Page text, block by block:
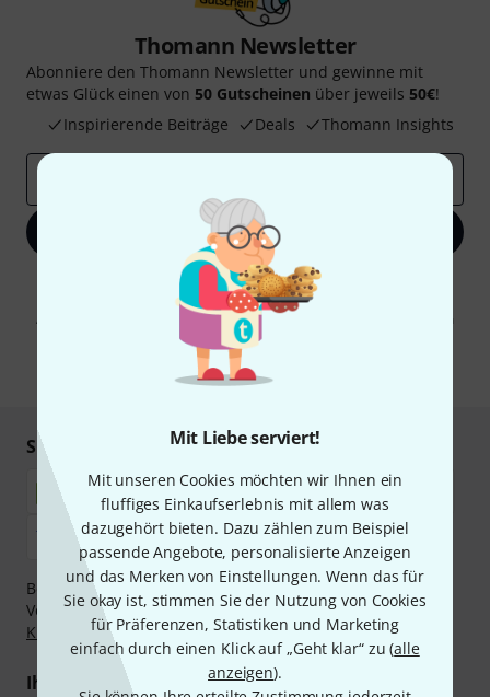
Mit Liebe serviert!
Mit unseren Cookies möchten wir Ihnen ein
fluffiges Einkaufserlebnis mit allem was
dazugehört bieten. Dazu zählen zum Beispiel
passende Angebote, personalisierte Anzeigen
und das Merken von Einstellungen. Wenn das für
Sie okay ist, stimmen Sie der Nutzung von Cookies
für Präferenzen, Statistiken und Marketing
einfach durch einen Klick auf „Geht klar“ zu (alle
anzeigen).
Thomann Newsletter
Abonniere den Thomann Newsletter und gewinne mit
etwas Glück einen von 50 Gutscheinen über jeweils 50€!
Inspirierende Beiträge
Deals Thomann Insights
Jetzt anmelden
Mit Klick auf „Jetzt anmelden“ stimmen Sie dem Erhalt von E-Mail-
Werbung und einer Messung des E-Mail-Nutzungsverhaltens zu. Die
Abmeldung ist jederzeit möglich. Weitere Informationen finden Sie in
unseren
Datenschutzhinweisen
* Pflichtfeld
Sicher einkaufen & bezahlen
Bezahlen Sie vertraulich und sicher per Nachnahme,
Vorkasse, PayPal, Amazon Pay,Klarna Sofort bezahlen,
Klarna Ratenzahlungoder Kreditkarte.
Ihre Vorteile